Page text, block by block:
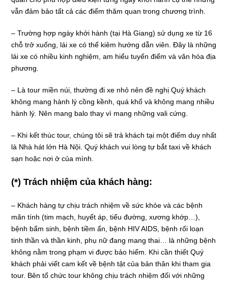
vẫn đảm bảo tất cả các điểm thăm quan trong chương trình.
– Trường hợp ngày khởi hành (tại Hà Giang) sử dụng xe từ 16
chỗ trở xuống, lái xe có thể kiêm hướng dẫn viên. Đây là những
lái xe có nhiều kinh nghiệm, am hiểu tuyến điểm và văn hóa địa
phương.
– Là tour miền núi, thường đi xe nhỏ nên đề nghị Quý khách
không mang hành lý cồng kềnh, quá khổ và không mang nhiều
hành lý. Nên mang balo thay vì mang những vali cứng.
– Khi kết thúc tour, chúng tôi sẽ trả khách tại một điểm duy nhất
là Nhà hát lớn Hà Nội. Quý khách vui lòng tự bắt taxi về khách
sạn hoặc nơi ở của mình.
(*) Trách nhiệm của khách hàng:
– Khách hàng tự chịu trách nhiệm về sức khỏe và các bệnh
mãn tính (tim mạch, huyết áp, tiểu đường, xương khớp…),
bệnh bẩm sinh, bệnh tiềm ẩn, bệnh HIV AIDS, bệnh rối loạn
tinh thần và thần kinh, phụ nữ đang mang thai… là những bệnh
không nằm trong phạm vi được bảo hiểm. Khi cần thiết Quý
khách phải viết cam kết về bệnh tật của bản thân khi tham gia
tour. Bên tổ chức tour không chịu trách nhiệm đối với những